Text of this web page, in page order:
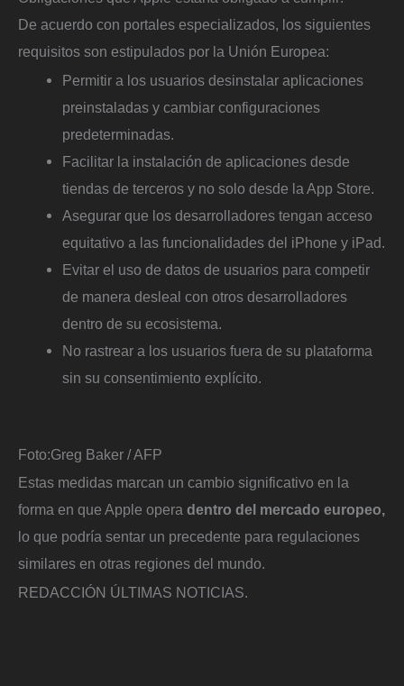
De acuerdo con portales especializados, los siguientes
requisitos son estipulados por la Unión Europea:
Permitir a los usuarios desinstalar aplicaciones
preinstaladas y cambiar configuraciones
predeterminadas.
Facilitar la instalación de aplicaciones desde
tiendas de terceros y no solo desde la App Store.
Asegurar que los desarrolladores tengan acceso
equitativo a las funcionalidades del iPhone y iPad.
Evitar el uso de datos de usuarios para competir
de manera desleal con otros desarrolladores
dentro de su ecosistema.
No rastrear a los usuarios fuera de su plataforma
sin su consentimiento explícito.
Foto:Greg Baker / AFP
Estas medidas marcan un cambio significativo en la
forma en que Apple opera dentro del mercado europeo,
lo que podría sentar un precedente para regulaciones
similares en otras regiones del mundo.
REDACCIÓN ÚLTIMAS NOTICIAS.